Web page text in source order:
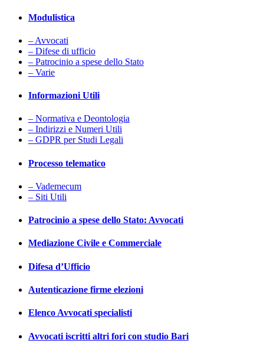
Modulistica
– Avvocati
– Difese di ufficio
– Patrocinio a spese dello Stato
– Varie
Informazioni Utili
– Normativa e Deontologia
– Indirizzi e Numeri Utili
– GDPR per Studi Legali
Processo telematico
– Vademecum
– Siti Utili
Patrocinio a spese dello Stato: Avvocati
Mediazione Civile e Commerciale
Difesa d’Ufficio
Autenticazione firme elezioni
Elenco Avvocati specialisti
Avvocati iscritti altri fori con studio Bari